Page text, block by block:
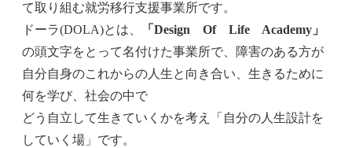
て取り組む就労移行支援事業所です。
ドーラ(DOLA)とは、
「Design Of Life Academy」
の頭文字をとって名付けた事業所で、障害のある方が
自分自身のこれからの人生と向き合い、生きるために
何を学び、社会の中で
どう自立して生きていくかを考え「自分の人生設計を
していく場」です。